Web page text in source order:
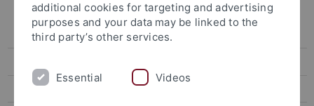
B.Ed.
B.Ed. ALT (VOR WS 22/23)
additional cookies for targeting and advertising
purposes and your data may be linked to the
third party’s other services.
Essential Videos